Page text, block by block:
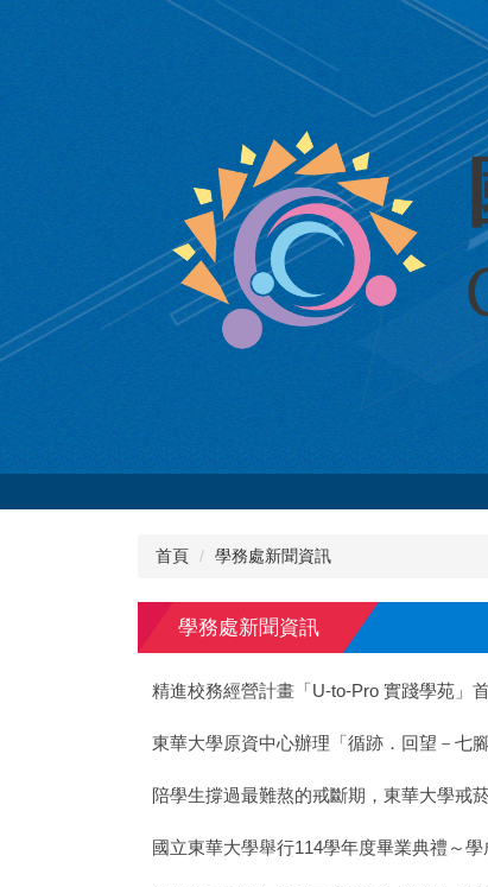
首頁 學務處新聞資訊
學務處新聞資訊
精進校務經營計畫「U-to-Pro 實踐學苑」
東華大學原資中心辦理「循跡．回望－七
陪學生撐過最難熬的戒斷期，東華大學戒
國立東華大學舉行114學年度畢業典禮～